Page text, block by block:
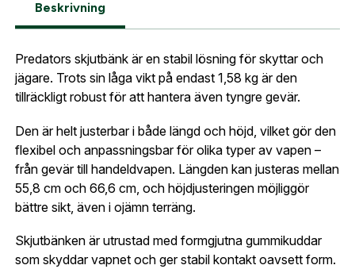
Beskrivning
Predators skjutbänk är en stabil lösning för skyttar och
jägare. Trots sin låga vikt på endast 1,58 kg är den
tillräckligt robust för att hantera även tyngre gevär.
Den är helt justerbar i både längd och höjd, vilket gör den
flexibel och anpassningsbar för olika typer av vapen –
från gevär till handeldvapen. Längden kan justeras mellan
55,8 cm och 66,6 cm, och höjdjusteringen möjliggör
bättre sikt, även i ojämn terräng.
Skjutbänken är utrustad med formgjutna gummikuddar
som skyddar vapnet och ger stabil kontakt oavsett form.
Glömt lösenord?
Skapa konto och handla enklare
Är du företag eller förening?Med ett eget
konto hos oss får du snabbare utcheckning,
översikt över dina beställningar och sparade
uppgifter.
oss så hjälper vi dig att skapa ett konto.
Ort:
Land:*
E-post:* (kommer bli ditt användarnamn)
E-post adress
Jag godkänner att mina uppgifter sparas enligt
integritetspolicyn.
Bevaka